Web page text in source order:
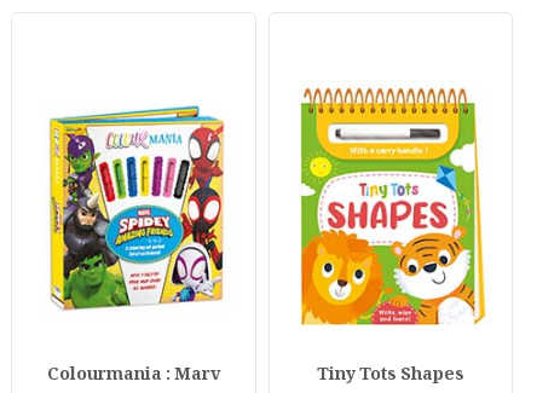
Tiny Tots Shapes
Colourmania : Marv